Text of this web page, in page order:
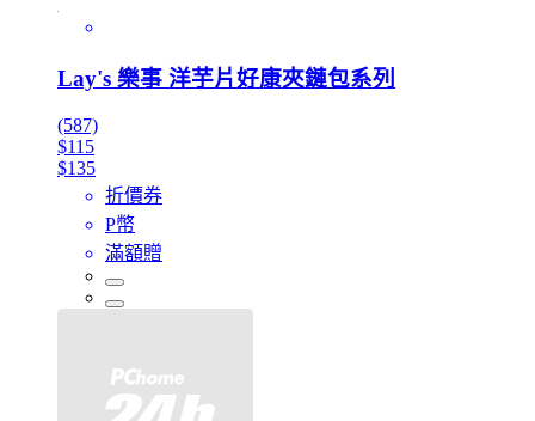
Lay's 樂事 洋芋片好康夾鏈包系列
(587)
$115
$135
折價券
P幣
滿額贈